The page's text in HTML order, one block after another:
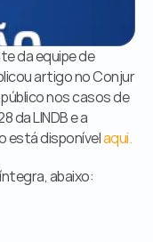
da equipe de
artigo no Conjur
nos casos de
da LINDB e a
está disponível aqui.
abaixo: